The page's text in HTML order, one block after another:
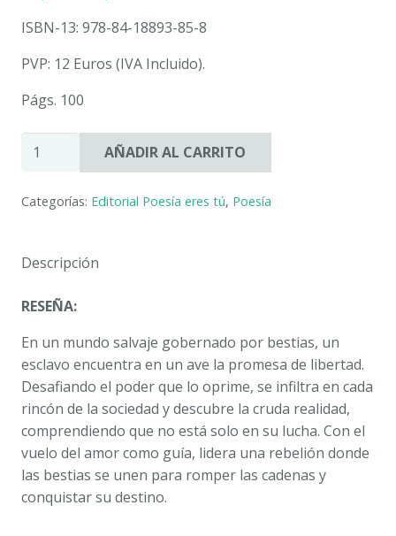
ISBN-13: 978-84-18893-85-8
PVP: 12 Euros (IVA Incluido).
Págs. 100
PÓKER
ESTRELLAS.
VALFIGUER
cantidad
AÑADIR AL CARRITO
Categorías: Editorial Poesía eres tú, Poesía
Descripción
RESEÑA:
En un mundo salvaje gobernado por bestias, un
esclavo encuentra en un ave la promesa de libertad.
Desafiando el poder que lo oprime, se infiltra en cada
rincón de la sociedad y descubre la cruda realidad,
comprendiendo que no está solo en su lucha. Con el
vuelo del amor como guía, lidera una rebelión donde
las bestias se unen para romper las cadenas y
conquistar su destino.